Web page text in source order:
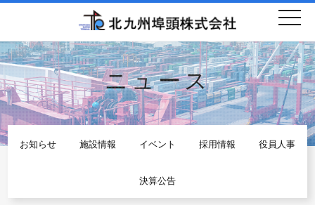
ニュース
お知らせ 施設情報 イベント 採用情報 役員人事
決算公告